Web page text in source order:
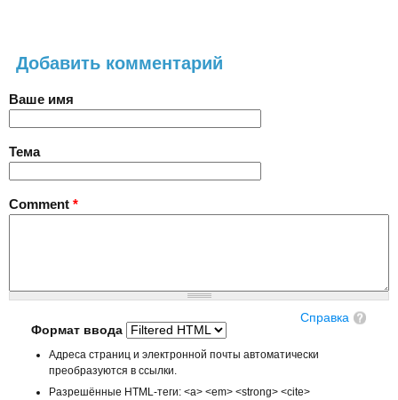
Добавить комментарий
Ваше имя
Тема
Comment *
Справка
Формат ввода
Адреса страниц и электронной почты автоматически
преобразуются в ссылки.
Разрешённые HTML-теги: <a> <em> <strong> <cite>